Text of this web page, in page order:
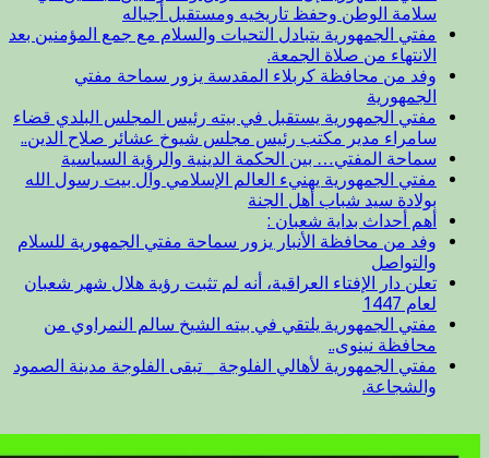
سلامة الوطن وحفظ تاريخيه ومستقبل أجياله
مفتي الجمهورية يتبادل التحيات والسلام مع جمع المؤمنين بعد
الانتهاء من صلاة الجمعة.
وفد من محافظة كربلاء المقدسة يزور سماحة مفتي
الجمهورية
مفتي الجمهورية يستقبل في بيته رئيس المجلس البلدي قضاء
سامراء مدير مكتب رئيس مجلس شيوخ عشائر صلاح الدين..
سماحة المفتي… بين الحكمة الدينية والرؤية السياسية
مفتي الجمهورية يهنيء العالم الإسلامي وآل بيت رسول الله
بولادة سيد شباب أهل الجنة
أهم أحداث بداية شعبان :
وفد من محافظة الأنبار يزور سماحة مفتي الجمهورية للسلام
والتواصل
تعلن دار الإفتاء العراقية، أنه لم تثبت رؤية هلال شهر شعبان
لعام 1447
مفتي الجمهورية يلتقي في بيته الشيخ سالم النمراوي من
محافظة نينوى..
مفتي الجمهورية لأهالي الفلوجة _ تبقى الفلوجة مدينة الصمود
والشجاعة.